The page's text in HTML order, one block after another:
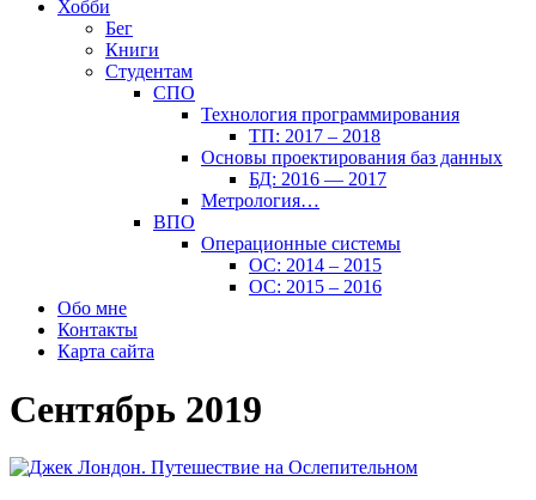
Хобби
Бег
Книги
Студентам
СПО
Технология программирования
ТП: 2017 – 2018
Основы проектирования баз данных
БД: 2016 — 2017
Метрология…
ВПО
Операционные системы
ОС: 2014 – 2015
ОС: 2015 – 2016
Обо мне
Контакты
Карта сайта
Сентябрь 2019